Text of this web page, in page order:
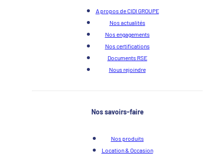
A propos de CIDI GROUPE
Nos actualités
Nos engagements
Nos certifications
Documents RSE
Nous rejoindre
Nos savoirs-faire
Nos produits
Location & Occasion